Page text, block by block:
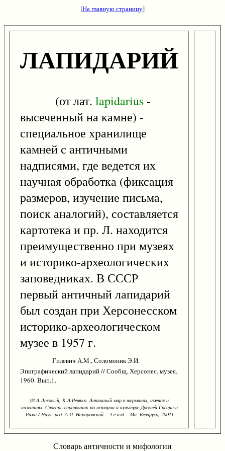
[На главную страницу]
ЛАПИДАРИЙ
(от лат. lapidarius -
высеченный на камне) -
специальное хранилище
камней с античными
надписями, где ведется их
научная обработка (фиксация
размеров, изучение письма,
поиск аналогий), составляется
картотека и пр. Л. находится
преимущественно при музеях
и историко-археологических
заповедниках. В СССР
первый античный лапидарий
был создан при Херсонесском
историко-археологическом
музее в 1957 г.
Гилевич А.М., Соломоник Э.И.
Эпиграфический лапидарий // Сообщ. Херсонес. музея.
1960. Вып.1.
(И.А.Лисовый, К.А.Ревяко. Античный мир в терминах, именах и
названиях: Словарь-справочник по истории и культуре Древней Греции и
Рима / Науч. ред. А.И. Немировский. - 3-е изд. - Мн: Беларусь, 2001)
Словарь античности и мифологии